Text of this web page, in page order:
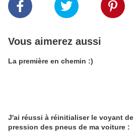
Vous aimerez aussi
La première en chemin :)
J'ai réussi à réinitialiser le voyant de
pression des pneus de ma voiture :